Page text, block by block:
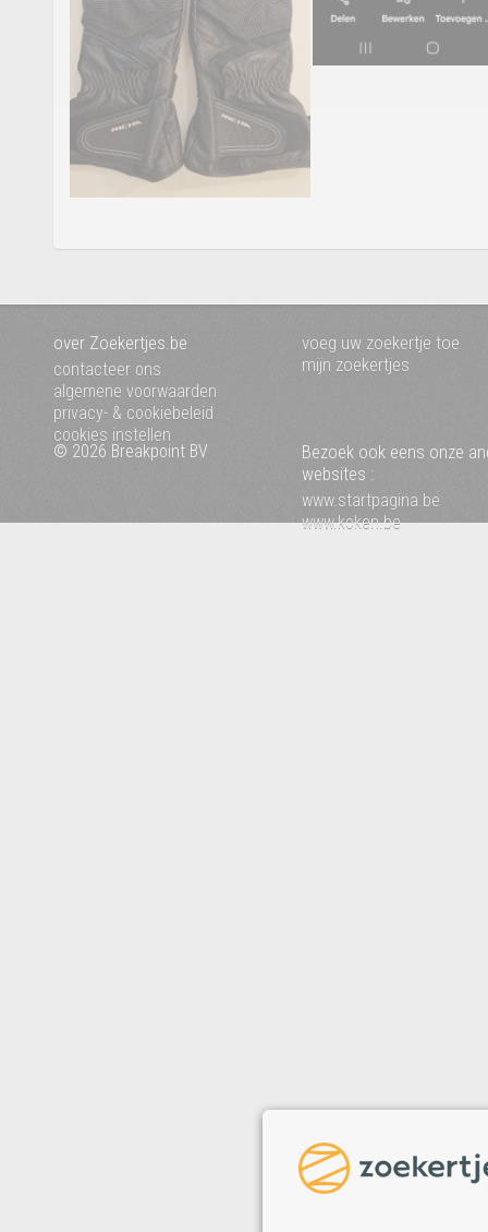
over Zoekertjes.be
contacteer ons
algemene voorwaarden
privacy- & cookiebeleid
cookies instellen
voeg uw zoekertje toe
mijn zoekertjes
© 2026 Breakpoint BV
Bezoek ook eens onze
websites :
www.startpagina.be
www.koken.be